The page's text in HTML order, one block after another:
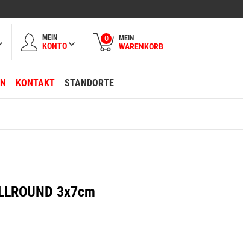
MEIN
KONTO
0 MEIN
WARENKORB
KONTAKT STANDORTE
3x7cm